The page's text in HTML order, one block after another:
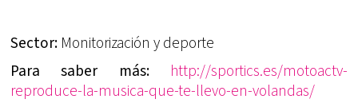
Sector: Monitorización y deporte
Para saber más:
http://sportics.es/motoactv-
reproduce-la-musica-que-te-llevo-en-volandas/